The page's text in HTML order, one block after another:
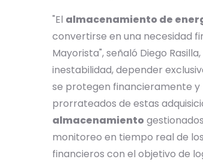
"El almacenamiento de
convertirse en una necesidad
Mayorista", señaló Diego
inestabilidad, depender
se protegen financieramente
prorrateados de estas
almacenamiento
monitoreo en tiempo real de
financieros con el objetivo de